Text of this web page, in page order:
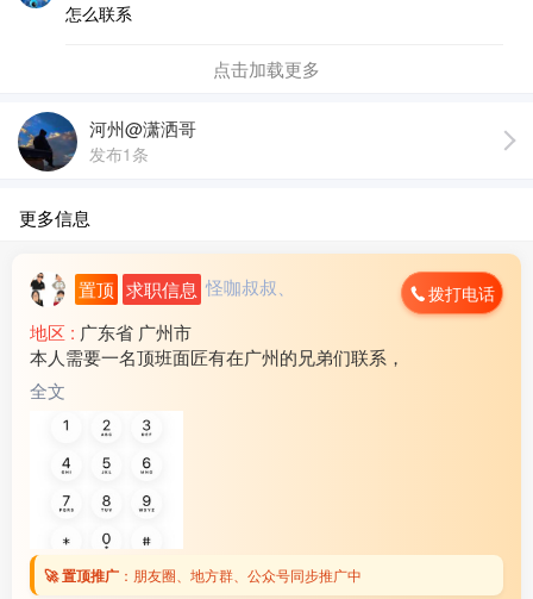
怎么联系
点击加载更多
河州@潇洒哥
发布1条
更多信息
置顶 求职信息 怪咖叔叔、 拨打电话
地区 : 广东省 广州市
本人需要一名顶班面匠有在广州的兄弟们联系，
全文
🚀 置顶推广 ： 朋友圈、地方群、公众号同步推广中